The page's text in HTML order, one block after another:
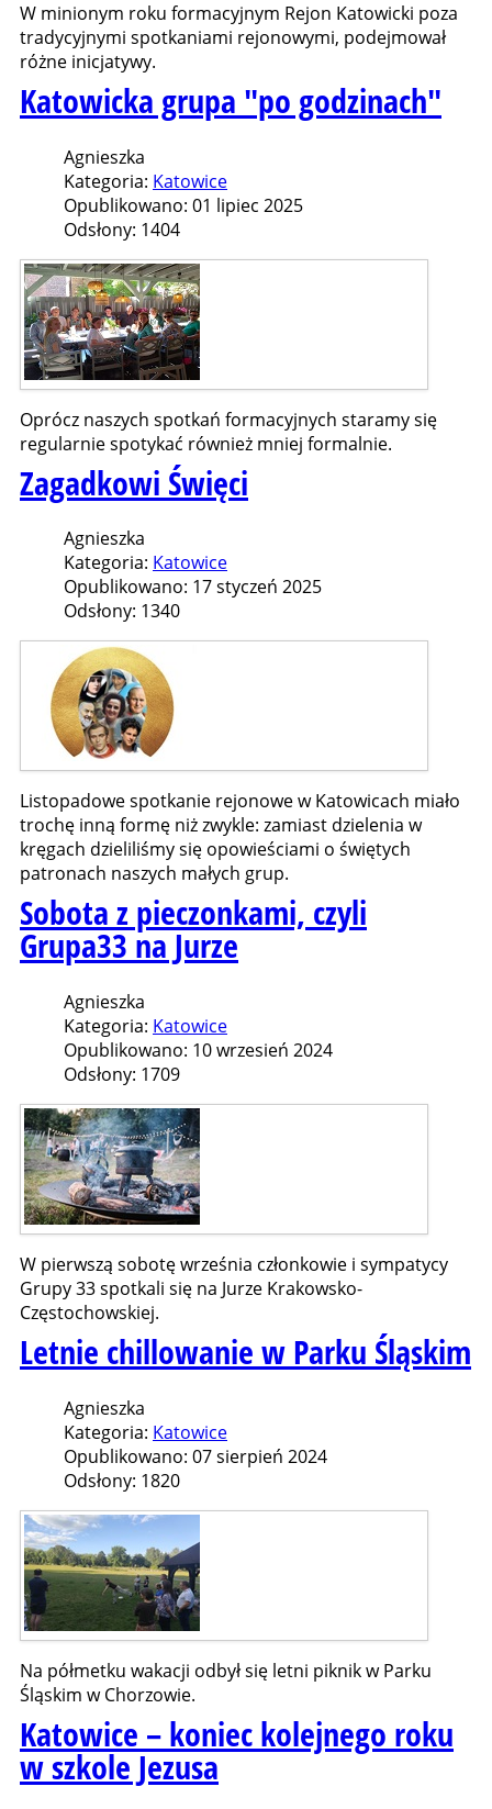
W minionym roku formacyjnym Rejon Katowicki poza
tradycyjnymi spotkaniami rejonowymi, podejmował
różne inicjatywy.
Katowicka grupa "po godzinach"
Agnieszka
Kategoria: Katowice
Opublikowano: 01 lipiec 2025
Odsłony: 1404
Oprócz naszych spotkań formacyjnych staramy się
regularnie spotykać również mniej formalnie.
Zagadkowi Święci
Agnieszka
Kategoria: Katowice
Opublikowano: 17 styczeń 2025
Odsłony: 1340
Listopadowe spotkanie rejonowe w Katowicach miało
trochę inną formę niż zwykle: zamiast dzielenia w
kręgach dzieliliśmy się opowieściami o świętych
patronach naszych małych grup.
Sobota z pieczonkami, czyli
Grupa33 na Jurze
Agnieszka
Kategoria: Katowice
Opublikowano: 10 wrzesień 2024
Odsłony: 1709
W pierwszą sobotę września członkowie i sympatycy
Grupy 33 spotkali się na Jurze Krakowsko-
Częstochowskiej.
Letnie chillowanie w Parku Śląskim
Agnieszka
Kategoria: Katowice
Opublikowano: 07 sierpień 2024
Odsłony: 1820
Na półmetku wakacji odbył się letni piknik w Parku
Śląskim w Chorzowie.
Katowice – koniec kolejnego roku
w szkole Jezusa